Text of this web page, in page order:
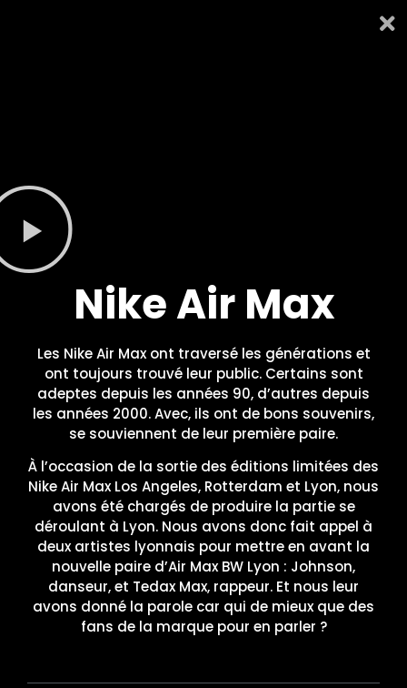
Nike Air Max
Les Nike Air Max ont traversé les générations et
ont toujours trouvé leur public. Certains sont
adeptes depuis les années 90, d’autres depuis
les années 2000. Avec, ils ont de bons souvenirs,
se souviennent de leur première paire.
À l’occasion de la sortie des éditions limitées des
Nike Air Max Los Angeles, Rotterdam et Lyon, nous
avons été chargés de produire la partie se
déroulant à Lyon. Nous avons donc fait appel à
deux artistes lyonnais pour mettre en avant la
nouvelle paire d’Air Max BW Lyon : Johnson,
danseur, et Tedax Max, rappeur. Et nous leur
avons donné la parole car qui de mieux que des
fans de la marque pour en parler ?